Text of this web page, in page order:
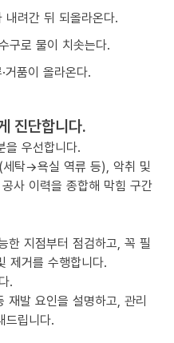
내려간 뒤 되올라온다.
구로 물이 치솟는다.
거품이 올라온다.
진단합니다.
을 우선합니다.
탁→욕실 역류 등), 악취 및
사 이력을 종합해 막힘 구간
한 지점부터 점검하고, 꼭 필
제거를 수행합니다.
.
재발 요인을 설명하고, 관리
드립니다.